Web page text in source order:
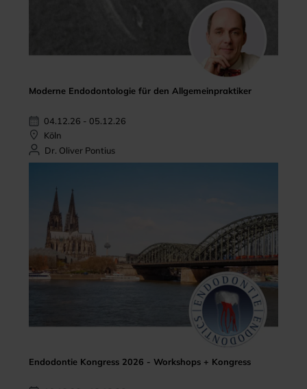
Moderne Endodontologie für den Allgemeinpraktiker
04.12.26 - 05.12.26
Köln
Dr. Oliver Pontius
Endodontie Kongress 2026 - Workshops + Kongress